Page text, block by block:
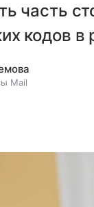
часть
кодов в
Mail